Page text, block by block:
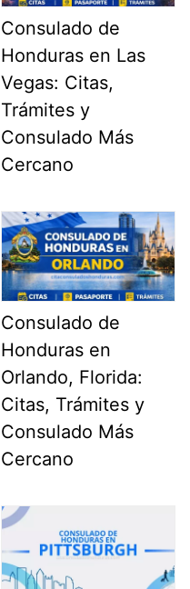
Consulado de
Honduras en Las
Vegas: Citas,
Trámites y
Consulado Más
Cercano
Consulado de
Honduras en
Orlando, Florida:
Citas, Trámites y
Consulado Más
Cercano